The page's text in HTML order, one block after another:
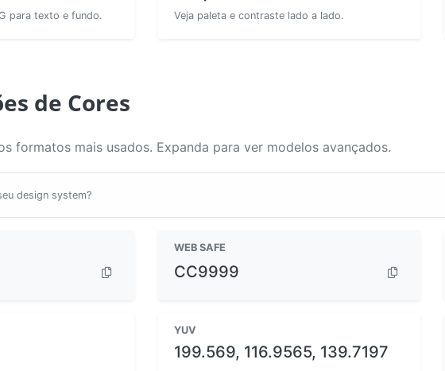
para texto e fundo. Veja paleta e contraste lado a lado.
de Cores
formatos mais usados. Expanda para ver modelos avançados.
design system?
WEB SAFE
CC9999
YUV
199.569, 116.9565, 139.7197